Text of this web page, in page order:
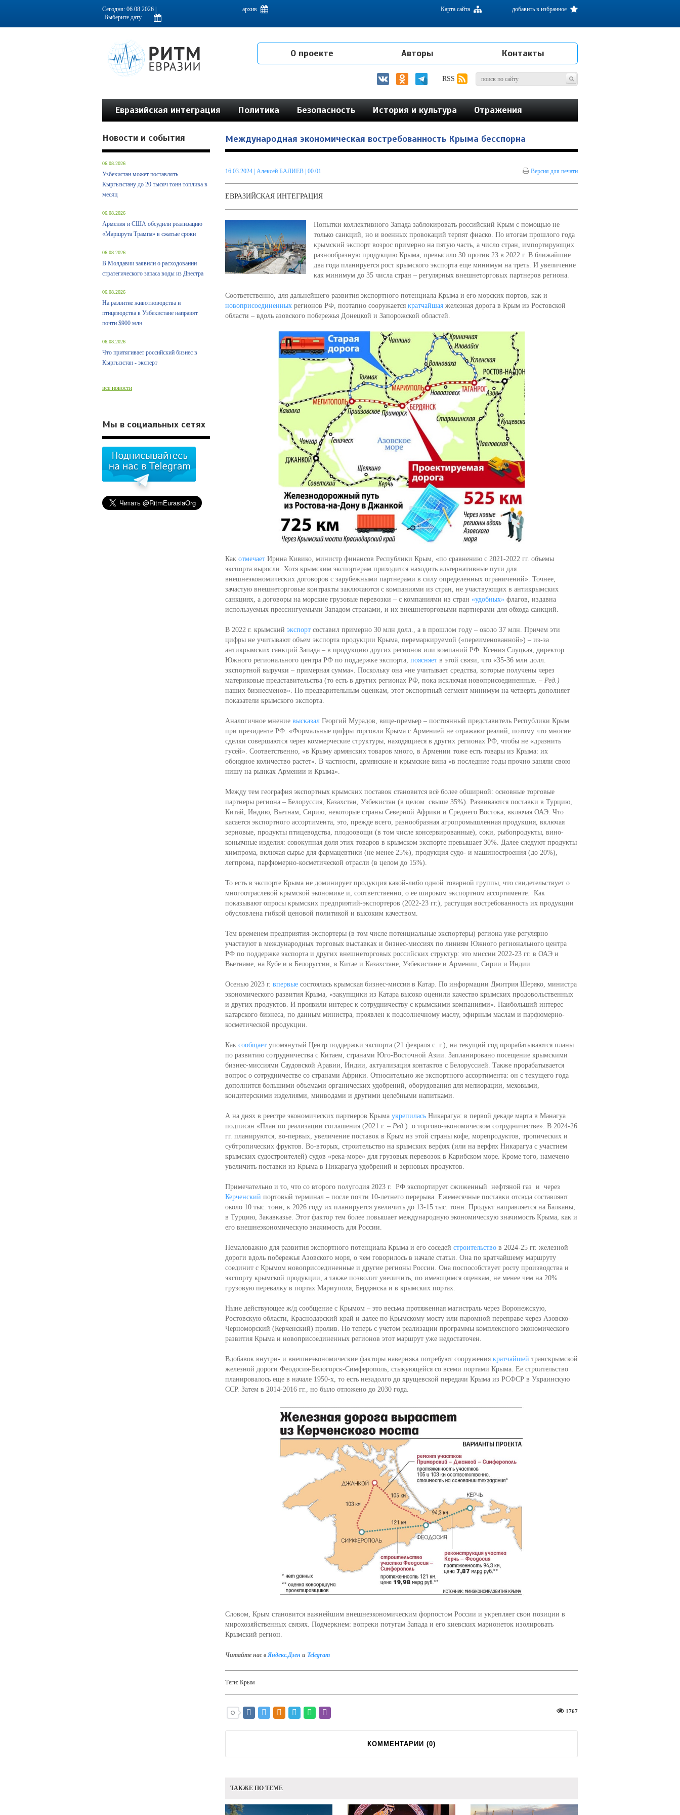
Информационно-аналитическое издание, посвященное актуальным проблемам интеграции на постсоветском пространстве
Сегодня: 06.08.2026 | архив добавить в избранное
Карта сайта
О проекте Авторы Контакты
RSS
Евразийская интеграция Политика Безопасность История и культура Отражения
Международная экономическая востребованность Крыма бесспорна
16.03.2024| Алексей БАЛИЕВ| 00.01 Версия для печати
ЕВРАЗИЙСКАЯ ИНТЕГРАЦИЯ
Попытки коллективного Запада заблокировать российский Крым с помощью не
только санкций, но и военных провокаций терпят фиаско. По итогам прошлого года
крымский экспорт возрос примерно на пятую часть, а число стран, импортирующих
разнообразную продукцию Крыма, превысило 30 против 23 в 2022 г. В ближайшие
два года планируется рост крымского экспорта еще минимум на треть. И увеличение
как минимум до 35 числа стран – регулярных внешнеторговых партнеров региона.
Соответственно, для дальнейшего развития экспортного потенциала Крыма и его морских портов, как и
новоприсоединенныхрегионов РФ, поэтапно сооружается кратчайшаяжелезная дорога в Крым из Ростовской
области – вдоль азовского побережья Донецкой и Запорожской областей.
Как отмечаетИрина Кивико, министр финансов Республики Крым, «по сравнению с 2021-2022 гг. объемы
экспорта выросли. Хотя крымским экспортерам приходится находить альтернативные пути для
внешнеэкономических договоров с зарубежными партнерами в силу определенных ограничений». Точнее,
зачастую внешнеторговые контракты заключаются с компаниями из стран, не участвующих в антикрымских
санкциях, а договоры на морские грузовые перевозки – с компаниями из стран «удобных»флагов, издавна
используемых прессингуемыми Западом странами, и их внешнеторговыми партнерами для обхода санкций.
В 2022 г. крымский экспортсоставил примерно 30 млн долл., а в прошлом году – около 37 млн. Причем эти
цифры не учитывают объем экспорта продукции Крыма, перемаркируемой («переименованной») – из-за
антикрымских санкций Запада – в продукцию других регионов или компаний РФ. Ксения Слуцкая, директор
Южного регионального центра РФ по поддержке экспорта, поясняетв этой связи, что «35-36 млн долл.
экспортной выручки – примерная сумма». Поскольку она «не учитывает средства, которые получены через
материковые представительства (то есть в других регионах РФ, пока исключая новоприсоединенные. – Ред.)
наших бизнесменов». По предварительным оценкам, этот экспортный сегмент минимум на четверть дополняет
показатели крымского экспорта.
Аналогичное мнение высказалГеоргий Мурадов, вице-премьер – постоянный представитель Республики Крым
при президенте РФ: «Формальные цифры торговли Крыма с Арменией не отражают реалий, потому что многие
сделки совершаются через коммерческие структуры, находящиеся в других регионах РФ, чтобы не «дразнить
гусей». Соответственно, «в Крыму армянских товаров много, в Армении тоже есть товары из Крыма: их
обоюдное количество растет». В частности, армянские и крымские вина «в последние годы прочно заняли свою
нишу на рынках Армении и Крыма».
Между тем география экспортных крымских поставок становится всё более обширной: основные торговые
партнеры региона – Белоруссия, Казахстан, Узбекистан (в целом свыше 35%). Развиваются поставки в Турцию,
Китай, Индию, Вьетнам, Сирию, некоторые страны Северной Африки и Среднего Востока, включая ОАЭ. Что
касается экспортного ассортимента, это, прежде всего, разнообразная агропромышленная продукция, включая
зерновые, продукты птицеводства, плодоовощи (в том числе консервированные), соки, рыбопродукты, вино-
коньячные изделия: совокупная доля этих товаров в крымском экспорте превышает 30%. Далее следуют продукты
химпрома, включая сырье для фармацевтики (не менее 25%), продукция судо- и машиностроения (до 20%),
легпрома, парфюмерно-косметической отрасли (в целом до 15%).
То есть в экспорте Крыма не доминирует продукция какой-либо одной товарной группы, что свидетельствует о
многоотраслевой крымской экономике и, соответственно, о ее широком экспортном ассортименте. Как
показывают опросы крымских предприятий-экспортеров (2022-23 гг.), растущая востребованность их продукции
обусловлена гибкой ценовой политикой и высоким качеством.
Тем временем предприятия-экспортеры (в том числе потенциальные экспортеры) региона уже регулярно
участвуют в международных торговых выставках и бизнес-миссиях по линиям Южного регионального центра
РФ по поддержке экспорта и других внешнеторговых российских структур: это миссии 2022-23 гг. в ОАЭ и
Вьетнаме, на Кубе и в Белоруссии, в Китае и Казахстане, Узбекистане и Армении, Сирии и Индии.
Осенью 2023 г. впервыесостоялась крымская бизнес-миссия в Катар. По информации Дмитрия Шеряко, министра
экономического развития Крыма, «закупщики из Катара высоко оценили качество крымских продовольственных
и других продуктов. И проявили интерес к сотрудничеству с крымскими компаниями». Наибольший интерес
катарского бизнеса, по данным министра, проявлен к подсолнечному маслу, эфирным маслам и парфюмерно-
косметической продукции.
Как сообщаетупомянутый Центр поддержки экспорта (21 февраля с. г.), на текущий год прорабатываются планы
по развитию сотрудничества с Китаем, странами Юго-Восточной Азии. Запланировано посещение крымскими
бизнес-миссиями Саудовской Аравии, Индии, актуализация контактов с Белоруссией. Также прорабатывается
вопрос о сотрудничестве со странами Африки. Относительно же экспортного ассортимента: он с текущего года
дополнится большими объемами органических удобрений, оборудования для мелиорации, меховыми,
кондитерскими изделиями, минводами и другими целебными напитками.
А на днях в реестре экономических партнеров Крыма укрепиласьНикарагуа: в первой декаде марта в Манагуа
подписан «План по реализации соглашения (2021 г. – Ред.) о торгово-экономическом сотрудничестве». В 2024-26
гг. планируются, во-первых, увеличение поставок в Крым из этой страны кофе, морепродуктов, тропических и
субтропических фруктов. Во-вторых, строительство на крымских верфях (или на верфях Никарагуа с участием
крымских судостроителей) судов «река-море» для грузовых перевозок в Карибском море. Кроме того, намечено
увеличить поставки из Крыма в Никарагуа удобрений и зерновых продуктов.
Примечательно и то, что со второго полугодия 2023 г. РФ экспортирует сжиженный нефтяной газ и через
Керченский портовый терминал – после почти 10-летнего перерыва. Ежемесячные поставки отсюда составляют
около 10 тыс. тонн, к 2026 году их планируется увеличить до 13-15 тыс. тонн. Продукт направляется на Балканы,
в Турцию, Закавказье. Этот фактор тем более повышает международную экономическую значимость Крыма, как и
его внешнеэкономическую значимость для России.
Немаловажно для развития экспортного потенциала Крыма и его соседей строительствов 2024-25 гг. железной
дороги вдоль побережья Азовского моря, о чем говорилось в начале статьи. Она по кратчайшему маршруту
соединит с Крымом новоприсоединенные и другие регионы России. Она поспособствует росту производства и
экспорту крымской продукции, а также позволит увеличить, по имеющимся оценкам, не менее чем на 20%
грузовую перевалку в портах Мариуполя, Бердянска и в крымских портах.
Ныне действующее ж/д сообщение с Крымом – это весьма протяженная магистраль через Воронежскую,
Ростовскую области, Краснодарский край и далее по Крымскому мосту или паромной переправе через Азовско-
Черноморский (Керченский) пролив. Но теперь с учетом реализации программы комплексного экономического
развития Крыма и новоприсоединенных регионов этот маршрут уже недостаточен.
Вдобавок внутри- и внешнеэкономические факторы наверняка потребуют сооружения кратчайшей транскрымской
железной дороги Феодосия-Белогорск-Симферополь, стыкующейся со всеми портами Крыма. Ее строительство
планировалось еще в начале 1950-х, то есть незадолго до хрущевской передачи Крыма из РСФСР в Украинскую
ССР. Затем в 2014-2016 гг., но было отложено до 2030 года.
Словом, Крым становится важнейшим внешнеэкономическим форпостом России и укрепляет свои позиции в
мирохозяйственных связях. Подчеркнем: вопреки потугам Запада и его киевских марионеток изолировать
Крымский регион.
Читайте нас вЯндекс.Дзен и Telegram
Теги: Крым
1767
КОММЕНТАРИИ (0)
ТАКЖЕ ПО ТЕМЕ
Новости и события
06.08.2026
Узбекистан может поставлять
Кыргызстану до 20 тысяч тонн топлива в
месяц
06.08.2026
Армения и США обсудили реализацию
«Маршрута Трампа» в сжатые сроки
06.08.2026
В Молдавии заявили о расходовании
стратегического запаса воды из Днестра
06.08.2026
На развитие животноводства и
птицеводства в Узбекистане направят
почти $900 млн
06.08.2026
Что притягивает российский бизнес в
Кыргызстан - эксперт
все новости
Мы в социальных сетях